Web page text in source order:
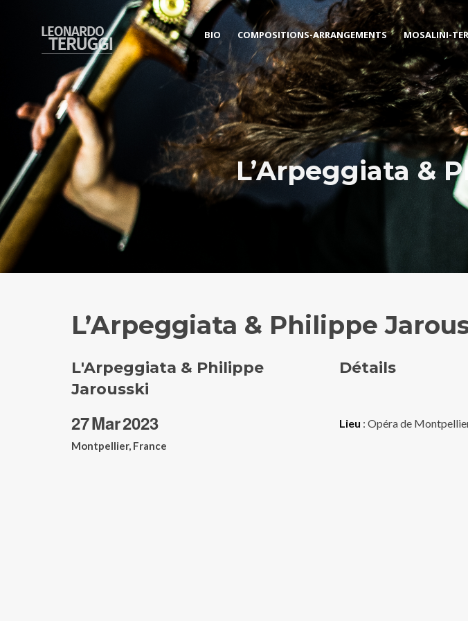
BIO COMPOSITIONS-ARRANGEMENTS MOSALINI-
L’Arpeggiata &
L’Arpeggiata & Philippe
L'Arpeggiata & Philippe
Jarousski
27Mar2023
Montpellier, France
Détails
Lieu : Opéra de